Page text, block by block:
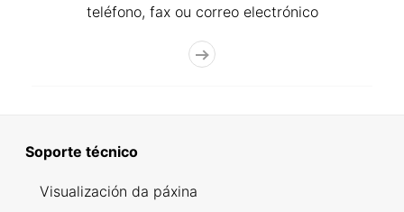
teléfono, fax ou correo electrónico
Soporte técnico
Visualización da páxina